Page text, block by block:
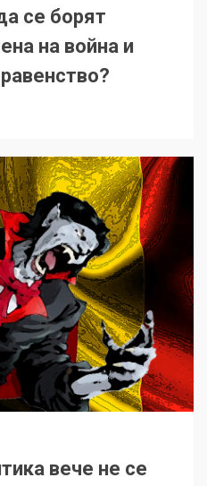
се борят
на война и
вече не се